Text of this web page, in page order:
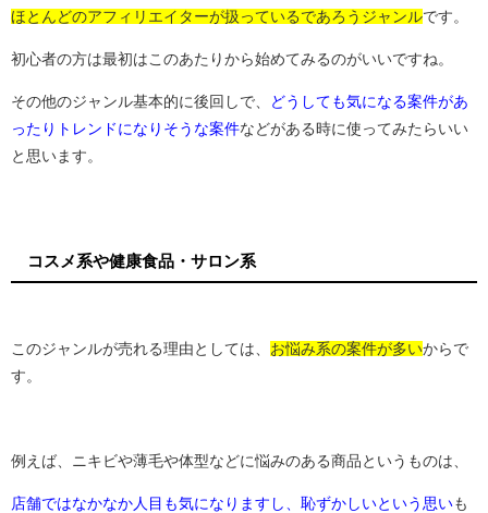
ほとんどのアフィリエイターが扱っているであろうジャンルです。
初心者の方は最初はこのあたりから始めてみるのがいいですね。
その他のジャンル基本的に後回しで、
どうしても気になる案件があ
ったりトレンドになりそうな案件などがある時に使ってみたらいい
と思います。
コスメ系や健康食品・サロン系
このジャンルが売れる理由としては、 お悩み系の案件が多いからで
す。
例えば、ニキビや薄毛や体型などに悩みのある商品というものは、
店舗ではなかなか人目も気になりますし、恥ずかしいという思いも